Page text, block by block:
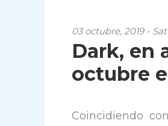
03 octubre, 2019 -
Dark, en
octubre
Coincidiendo